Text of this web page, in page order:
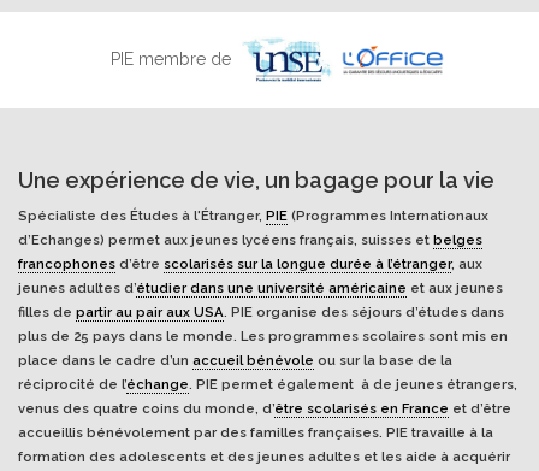
PIE membre de
Une expérience de vie, un bagage pour la vie
Spécialiste des Études à l'Étranger, PIE (Programmes Internationaux
d’Echanges) permet aux jeunes lycéens français, suisses et belges
francophones d’être scolarisés sur la longue durée à l’étranger, aux
jeunes adultes d’étudier dans une université américaine et aux jeunes
filles de partir au pair aux USA. PIE organise des séjours d’études dans
plus de 25 pays dans le monde. Les programmes scolaires sont mis en
place dans le cadre d’un accueil bénévole ou sur la base de la
réciprocité de l’échange. PIE permet également à de jeunes étrangers,
venus des quatre coins du monde, d’être scolarisés en France et d’être
accueillis bénévolement par des familles françaises. PIE travaille à la
formation des adolescents et des jeunes adultes et les aide à acquérir